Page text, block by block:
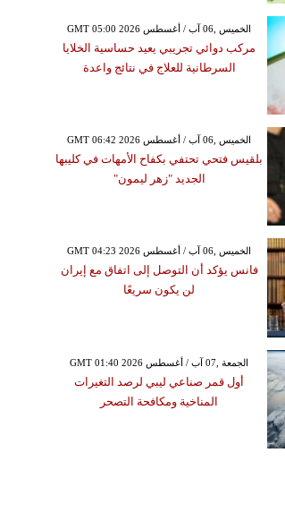
GMT 05:00 2026 الخميس ,06 آب / أغسطس
مركب دوائي تجريبي يعيد حساسية الخلايا
السرطانية للعلاج في نتائج واعدة
GMT 06:42 2026 الخميس ,06 آب / أغسطس
بلقيس فتحي تحتفي بكفاح الأمهات في كليبها
الجديد "زهر ليمون"
GMT 04:23 2026 الخميس ,06 آب / أغسطس
فانس يؤكد أن التوصل إلى اتفاق مع إيران
لن يكون سريعًا
GMT 01:40 2026 الجمعة ,07 آب / أغسطس
أول قمر صناعي ليبي لرصد التغيرات
المناخية ومكافحة التصحر